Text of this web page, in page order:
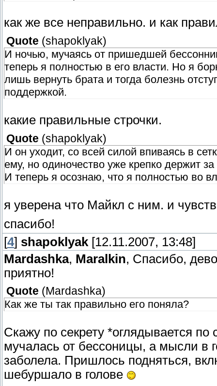
как же все неправильно. и как
Quote (shapoklyak)
И ночью, мучаясь от пришедшей
теперь я полностью в его власти. Но я
лишь вернуть брата и тогда болезнь
поддержкой.
какие правильные строчки.
Quote (shapoklyak)
И он уходит, со всей силой впиваясь в
ему, но одиночество уже крепко держит за
И теперь я осознаю, что я полностью во
я уверена что Майкл с ним. и
спасибо!
[4] shapoklyak [12.11.2007, 13:48]
Mardashka, Maralkin, Спасибо,
приятно!
Quote (Mardashka)
Как же ты так правильно его поняла?
Скажу по секрету *оглядывается
мучалась от бессоницы, а мысли в
заболела. Пришлось подняться,
шебуршало в голове